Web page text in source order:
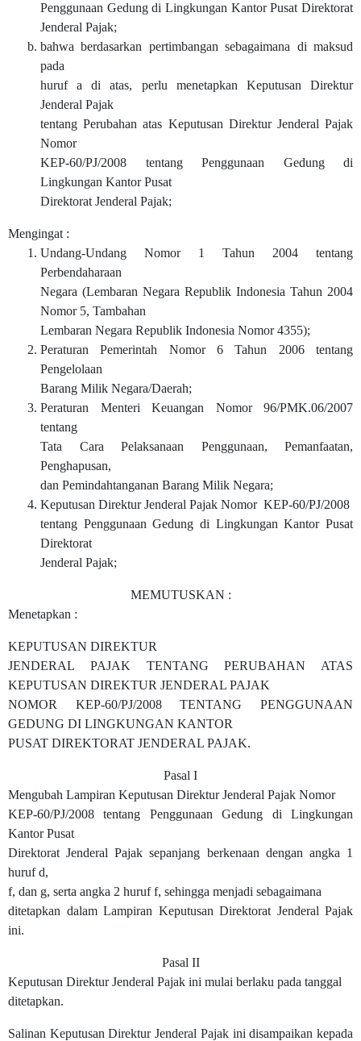
Penggunaan Gedung di Lingkungan Kantor Pusat Direktorat
Jenderal Pajak;
bahwa berdasarkan pertimbangan sebagaimana di maksud
pada
huruf a di atas, perlu menetapkan Keputusan Direktur
Jenderal Pajak
tentang Perubahan atas Keputusan Direktur Jenderal Pajak
Nomor
KEP-60/PJ/2008 tentang Penggunaan Gedung di
Lingkungan Kantor Pusat
Direktorat Jenderal Pajak;
Mengingat :
Undang-Undang Nomor 1 Tahun 2004 tentang
Perbendaharaan
Negara (Lembaran Negara Republik Indonesia Tahun 2004
Nomor 5, Tambahan
Lembaran Negara Republik Indonesia Nomor 4355);
Peraturan Pemerintah Nomor 6 Tahun 2006 tentang
Pengelolaan
Barang Milik Negara/Daerah;
Peraturan Menteri Keuangan Nomor 96/PMK.06/2007
tentang
Tata Cara Pelaksanaan Penggunaan, Pemanfaatan,
Penghapusan,
dan Pemindahtanganan Barang Milik Negara;
Keputusan Direktur Jenderal Pajak Nomor KEP-60/PJ/2008
tentang Penggunaan Gedung di Lingkungan Kantor Pusat
Direktorat
Jenderal Pajak;
MEMUTUSKAN :
Menetapkan :
KEPUTUSAN DIREKTUR
JENDERAL PAJAK TENTANG PERUBAHAN ATAS
KEPUTUSAN DIREKTUR JENDERAL PAJAK
NOMOR KEP-60/PJ/2008 TENTANG PENGGUNAAN
GEDUNG DI LINGKUNGAN KANTOR
PUSAT DIREKTORAT JENDERAL PAJAK.
Pasal I
Mengubah Lampiran Keputusan Direktur Jenderal Pajak Nomor
KEP-60/PJ/2008 tentang Penggunaan Gedung di Lingkungan
Kantor Pusat
Direktorat Jenderal Pajak sepanjang berkenaan dengan angka 1
huruf d,
f, dan g, serta angka 2 huruf f, sehingga menjadi sebagaimana
ditetapkan dalam Lampiran Keputusan Direktorat Jenderal Pajak
ini.
Pasal II
Keputusan Direktur Jenderal Pajak ini mulai berlaku pada tanggal
ditetapkan.
Salinan Keputusan Direktur Jenderal Pajak ini disampaikan kepada